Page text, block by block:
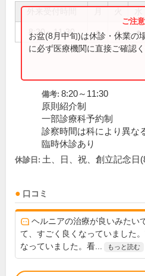
8:20～11:30 ● ● ●
お盆(8月中旬)は休診・休業の
に必ず医療機関に直接ご確認く
備考: 8:20～11:30
原則紹介制
一部診療科予約制
診察時間は科により異な
臨時休診あり
休診日: 土、日、祝、創立記念日
口コミ
ヘルニアの治療が良いみたい
て、すごく良くなっていました
なっていました。看...
もっと読む